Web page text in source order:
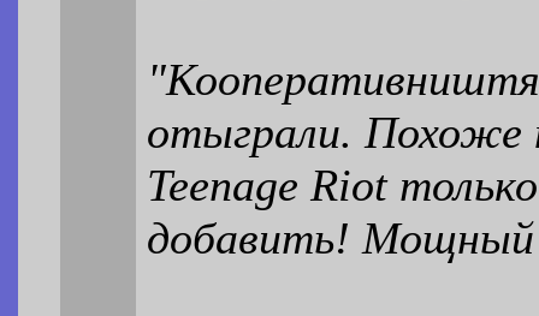
отыграли. Похоже
Teenage Riot
добавить! Мощный